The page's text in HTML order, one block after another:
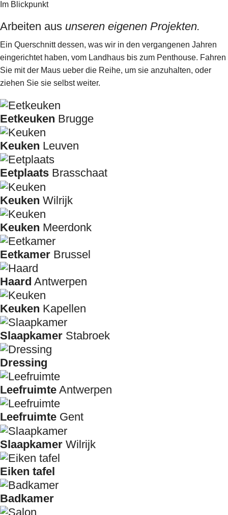
Im Blickpunkt
Arbeiten aus unseren eigenen Projekten.
Ein Querschnitt dessen, was wir in den vergangenen Jahren
eingerichtet haben, vom Landhaus bis zum Penthouse. Fahren
Sie mit der Maus ueber die Reihe, um sie anzuhalten, oder
ziehen Sie sie selbst weiter.
Eetkeuken Brugge
Keuken Leuven
Eetplaats Brasschaat
Keuken Wilrijk
Keuken Meerdonk
Eetkamer Brussel
Haard Antwerpen
Keuken Kapellen
Slaapkamer Stabroek
Dressing
Leefruimte Antwerpen
Leefruimte Gent
Slaapkamer Wilrijk
Eiken tafel
Badkamer